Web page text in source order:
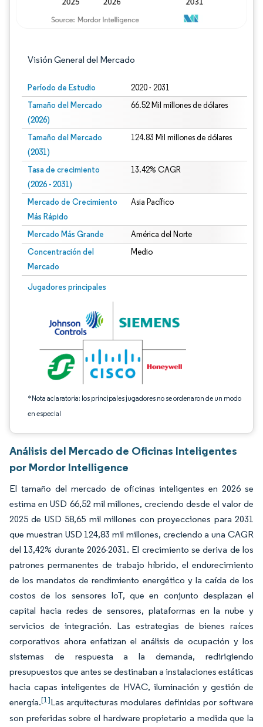
Visión General del Mercado
Período de Estudio 2020 - 2031
Tamaño del Mercado
(2026)
66.52 Mil millones de dólares
Tamaño del Mercado
(2031)
124.83 Mil millones de dólares
Tasa de crecimiento
(2026 - 2031)
13.42% CAGR
Mercado de Crecimiento
Más Rápido
Asia Pacífico
Mercado Más Grande América del Norte
Concentración del
Mercado
Medio
Jugadores principales
*Nota aclaratoria: los principales jugadores no se ordenaron de un modo
en especial
Imagen © Mordor Intelligence. El uso requiere atribución según CC BY 4.0.
Análisis del Mercado de Oficinas Inteligentes
por Mordor Intelligence
El tamaño del mercado de oficinas inteligentes en 2026 se
estima en USD 66,52 mil millones, creciendo desde el valor de
2025 de USD 58,65 mil millones con proyecciones para 2031
que muestran USD 124,83 mil millones, creciendo a una CAGR
del 13,42% durante 2026-2031. El crecimiento se deriva de los
patrones permanentes de trabajo híbrido, el endurecimiento
de los mandatos de rendimiento energético y la caída de los
costos de los sensores IoT, que en conjunto desplazan el
capital hacia redes de sensores, plataformas en la nube y
servicios de integración. Las estrategias de bienes raíces
corporativos ahora enfatizan el análisis de ocupación y los
sistemas de respuesta a la demanda, redirigiendo
presupuestos que antes se destinaban a instalaciones estáticas
hacia capas inteligentes de HVAC, iluminación y gestión de
energía.[1]Las arquitecturas modulares definidas por software
son preferidas sobre el hardware propietario a medida que la